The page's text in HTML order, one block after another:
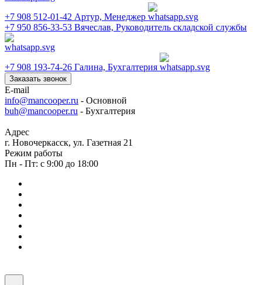
+7 908 512-01-42 Артур, Менеджер
+7 950 856-33-53 Вячеслав, Руководитель складской службы
+7 908 193-74-26 Галина, Бухгалтерия
Заказать звонок
E-mail
info@mancooper.ru - Основной
buh@mancooper.ru - Бухгалтерия
Адрес
г. Новочеркасск, ул. Газетная 21
Режим работы
Пн - Пт: с 9:00 до 18:00